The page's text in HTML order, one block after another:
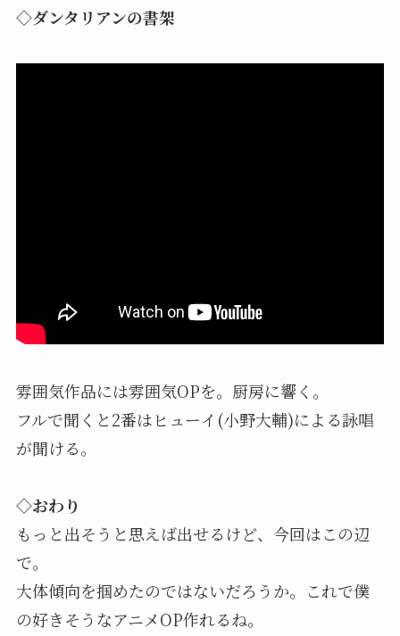
◇ダンタリアンの書架
雰囲気作品には雰囲気OPを。厨房に響く。
フルで聞くと2番はヒューイ(小野大輔)による詠唱
が聞ける。
◇おわり
もっと出そうと思えば出せるけど、今回はこの辺
で。
大体傾向を掴めたのではないだろうか。これで僕
の好きそうなアニメOP作れるね。